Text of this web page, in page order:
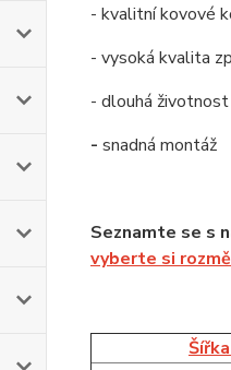
- kvalitní kovové
- vysoká kvalita
- dlouhá životnost
- snadná montáž
Seznamte se s
vyberte si